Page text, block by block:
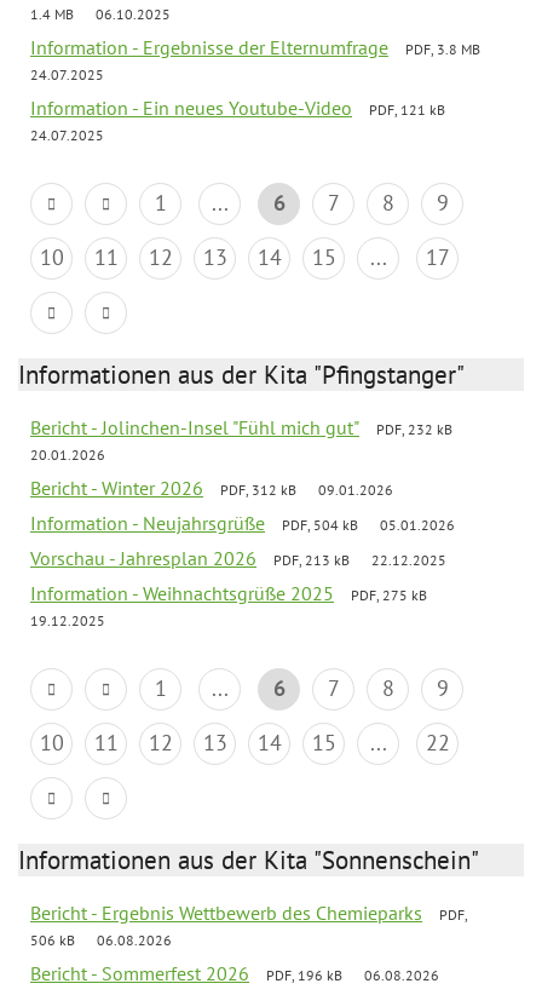
1.4 MB
06.10.2025
Information - Ergebnisse der Elternumfrage
PDF, 3.8 MB
24.07.2025
Information - Ein neues Youtube-Video
PDF, 121 kB
24.07.2025
1 ... 6 7 8
9
10
11 12 13 14 15 ... 17
Informationen aus der Kita "Pfingstanger"
Bericht - Jolinchen-Insel "Fühl mich gut"
PDF, 232 kB
20.01.2026
Bericht - Winter 2026 PDF, 312 kB 09.01.2026
Information - Neujahrsgrüße PDF, 504 kB 05.01.2026
Vorschau - Jahresplan 2026 PDF, 213 kB 22.12.2025
Information - Weihnachtsgrüße 2025
PDF, 275 kB
19.12.2025
1 ... 6 7 8
9
10
11 12 13 14 15 ... 22
Informationen aus der Kita "Sonnenschein"
Bericht - Ergebnis Wettbewerb des Chemieparks
PDF,
506 kB
06.08.2026
Bericht - Sommerfest 2026 PDF, 196 kB 06.08.2026